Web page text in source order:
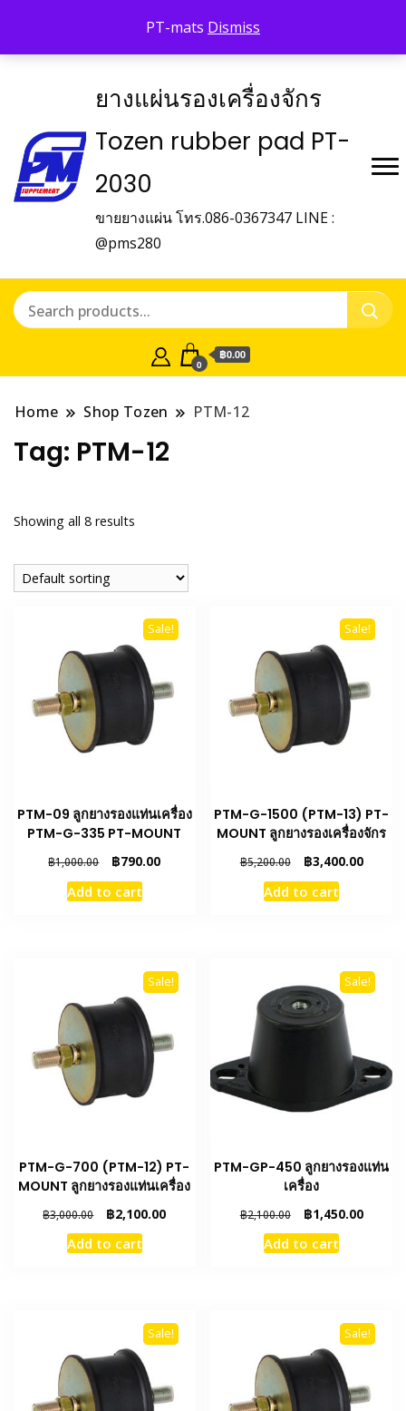
PT-mats Dismiss
ยางแผ่นรองเครื่องจักร
Tozen rubber pad PT-
2030
ขายยางแผ่น โทร.086-0367347 LINE :
@pms280
0
฿0.00
Home Shop Tozen PTM-12
Tag: PTM-12
Showing all 8 results
Sale!
PTM-09 ลูกยางรองแท่นเครื่อง
PTM-G-335 PT-MOUNT
฿1,000.00
Original
price
was:
฿790.00Current
Add to cart
Sale!
PTM-G-1500 (PTM-13) PT-
MOUNT ลูกยางรองเครื่องจักร
฿5,200.00
Original
price
was:
฿3,400.00Current
Add to cart
Sale!
PTM-G-700 (PTM-12) PT-
MOUNT ลูกยางรองแท่นเครื่อง
฿3,000.00
Original
price
was:
฿2,100.00Current
Add to cart
Sale!
PTM-GP-450 ลูกยางรองแท่น
เครื่อง
฿2,100.00
Original
price
was:
฿1,450.00Current
Add to cart
Sale! Sale!